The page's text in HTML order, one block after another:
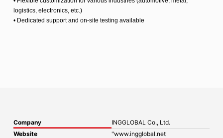
logistics, electronics, etc.)
• Dedicated support and on-site testing available
Company
INGGLOBAL Co., Ltd.
Website
"www.ingglobal.net